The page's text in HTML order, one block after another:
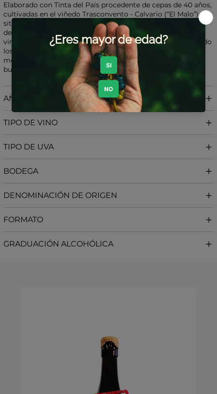
Elaborado con Tinta del País procedente de cepas de 40 años,
cultivadas en el viñedo Trasconvento - Calvario (“El Malo”),
situado a 920 metros sobre el nivel del mar. Los suelos son
de arenas arcillosas, lo que aporta carácter y singularidad al
vino. La uva se pisa tradicionalmente con los pies, respetando
los métodos ancestrales. La crianza se realiza durante 15
meses en barricas francesas usadas de 225 y 500 litros,
buscando elegancia y equilibrio.
AÑADA
TIPO DE VINO
TIPO DE UVA
BODEGA
DENOMINACIÓN DE ORIGEN
FORMATO
GRADUACIÓN ALCOHÓLICA